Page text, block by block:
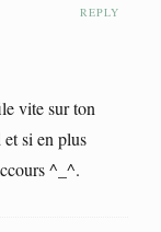
REPLY
vite sur ton
si en plus
^_^.